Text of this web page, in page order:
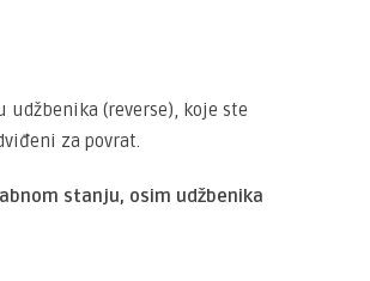
(reverse), koje ste
za povrat.
stanju, osim udžbenika